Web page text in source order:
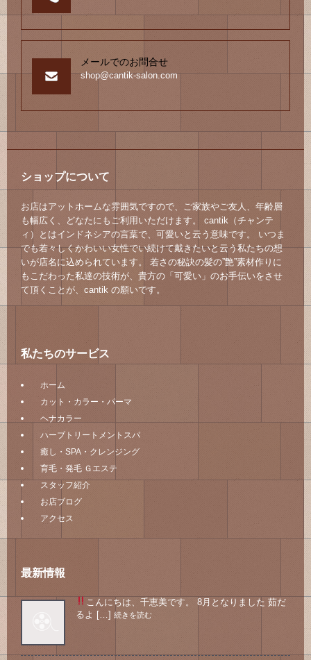
メールでのお問合せ
shop@cantik-salon.com
ショップについて
お店はアットホームな雰囲気ですので、ご家族やご友人、年齢層
も幅広く、どなたにもご利用いただけます。 cantik（チャンテ
ィ）とはインドネシアの言葉で、可愛いと云う意味です。 いつま
でも若々しくかわいい女性でい続けて戴きたいと云う私たちの想
いが店名に込められています。 若さの秘訣の髪の”艶”素材作りに
もこだわった私達の技術が、貴方の「可愛い」のお手伝いをさせ
て頂くことが、cantik の願いです。
私たちのサービス
ホーム
カット・カラー・パーマ
ヘナカラー
ハーブトリートメントスパ
癒し・SPA・クレンジング
育毛・発毛 Ｇエステ
スタッフ紹介
お店ブログ
アクセス
最新情報
こんにちは、千恵美です。 8月となりました 茹だ
るよ […] 続きを読む